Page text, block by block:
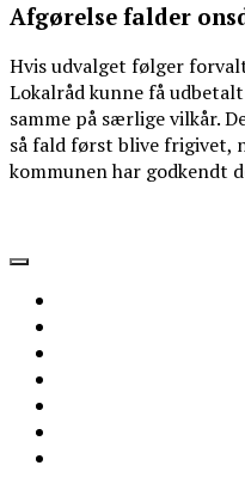
Afgørelse falder
Hvis udvalget følger
Lokalråd kunne få
samme på særlige vilkår.
så fald først blive frigivet,
kommunen har godkendt